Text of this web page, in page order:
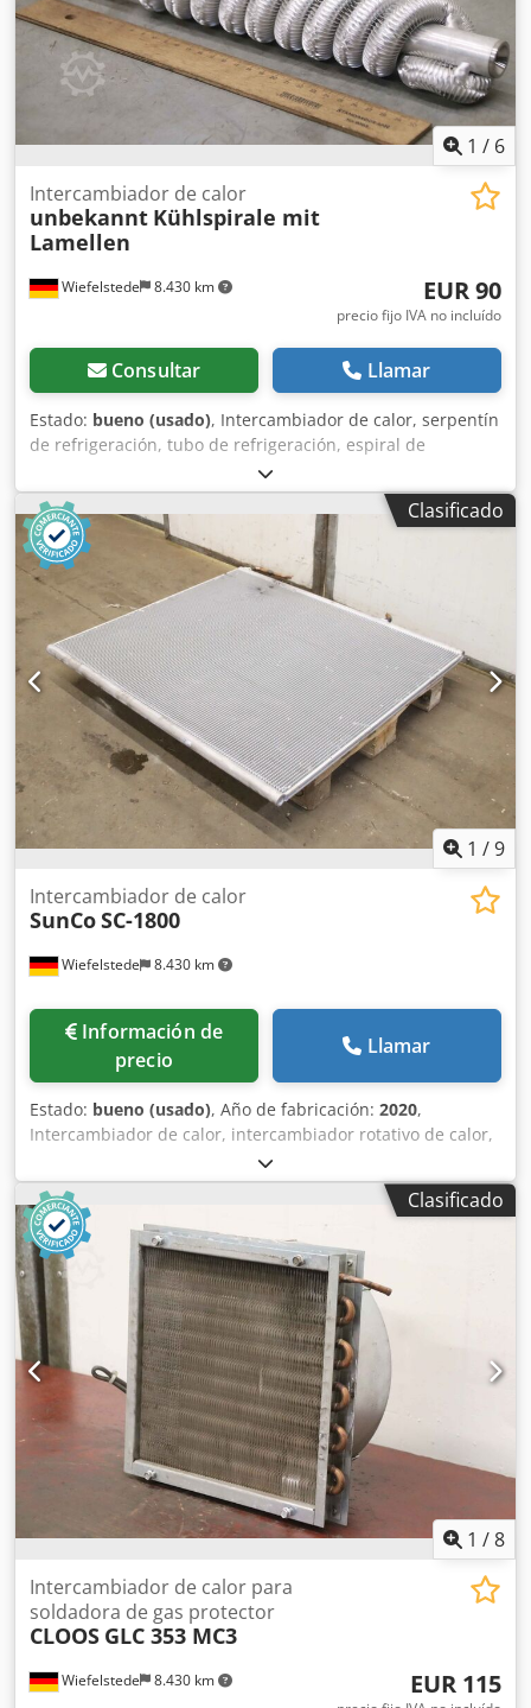
1 / 6
Wiefelstede 8.430 km
Intercambiador de calor
unbekannt Kühlspirale mit
Lamellen
EUR 90
precio fijo IVA no incluído
Consultar Llamar
Estado: bueno (usado), Intercambiador de calor, serpentín
de refrigeración, tubo de refrigeración, espiral de
refrigeración -Intercambiador de calor: espiral de
refrigeración con aletas -Dimensiones: ver fotos -Material:
aluminio -Dimensiones de transporte: Ø65 x 365 mm
Chjdpjikgd Hofx Ap Eja -Peso: 0,5 kg
Clasificado
1 /9
Wiefelstede 8.430 km
Intercambiador de calor
SunCoSC-1800
Información de
precio
Llamar
Estado: bueno (usado), Año de fabricación: 2020,
Intercambiador de calor, intercambiador rotativo de calor,
intercambiador de calor para aire de extracción,
intercambiador de calor de microcanal, intercambiador de
calor de tubo de microcanal, condensador, serpentín de
evaporador MCHE - Fabricante: SunCo, intercambiador de
calor de microcanal Cedpfx Apsyh Ebro Esha - Tipo: SC-
1800 - Intercambiador de calor: de tubos de aluminio con
aletas de aluminio - Conexión: mediante tubo de cobre, ver
fotos - Dimensiones: 1210/1150/Al40 mm - Peso: 16,8 kg
Clasificado
1 /8
Wiefelstede 8.430 km
Intercambiador de calor para
soldadora de gas protector
CLOOS GLC 353 MC3
EUR 115